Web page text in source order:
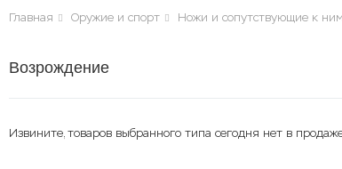
Главная Оружие и спорт Ножи и сопутствующие к
Возрождение
Извините, товаров выбранного типа сегодня нет в